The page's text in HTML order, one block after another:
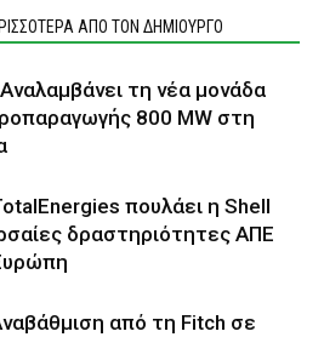
ΑΠΟ ΤΟΝ ΔΗΜΙΟΥΡΓΟ
τη νέα μονάδα
800 MW στη
πουλάει η Shell
δραστηριότητες ΑΠΕ
από τη Fitch σε